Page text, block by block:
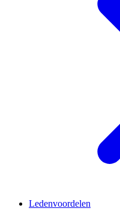
Ledenvoordelen